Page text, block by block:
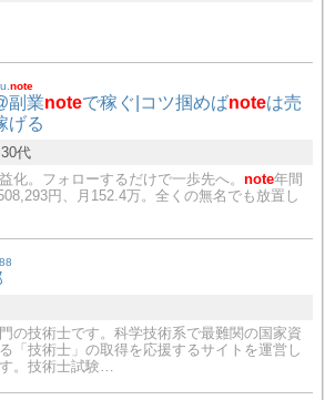
note
副業noteで稼ぐ|コツ掴めばnoteは売
げる
30代
化。フォローするだけで一歩先へ。note年間
円、月152.4万。全くの無名でも放置し
88
の技術士です。科学技術系で最難関の国家資
「技術士」の取得を応援するサイトを運営し
。技術士試験…